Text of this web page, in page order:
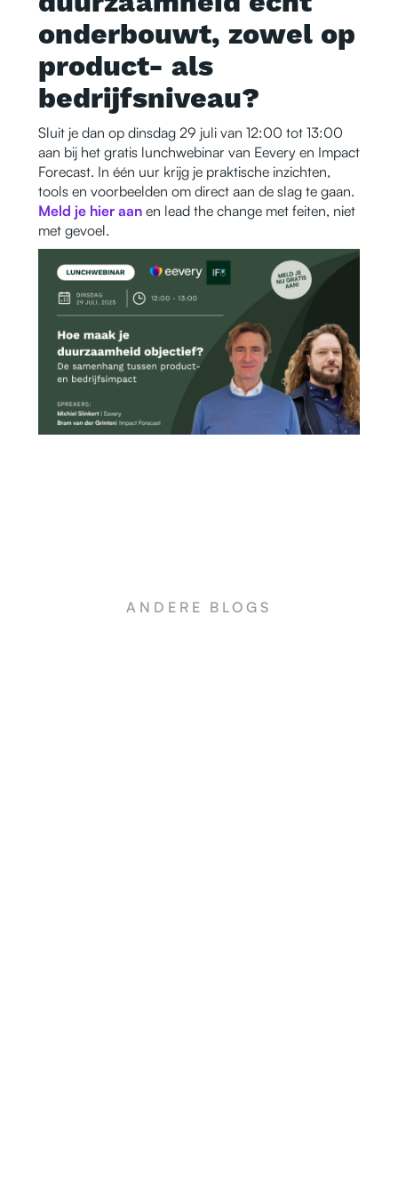
onderbouwt, zowel op
product- als
bedrijfsniveau?
Sluit je dan op dinsdag 29 juli van 12:00 tot 13:00
aan bij het gratis lunchwebinar van Eevery en Impact
Forecast. In één uur krijg je praktische inzichten,
tools en voorbeelden om direct aan de slag te gaan.
Meld je hier aanen lead the change met feiten, niet
met gevoel.
ANDERE BLOGS